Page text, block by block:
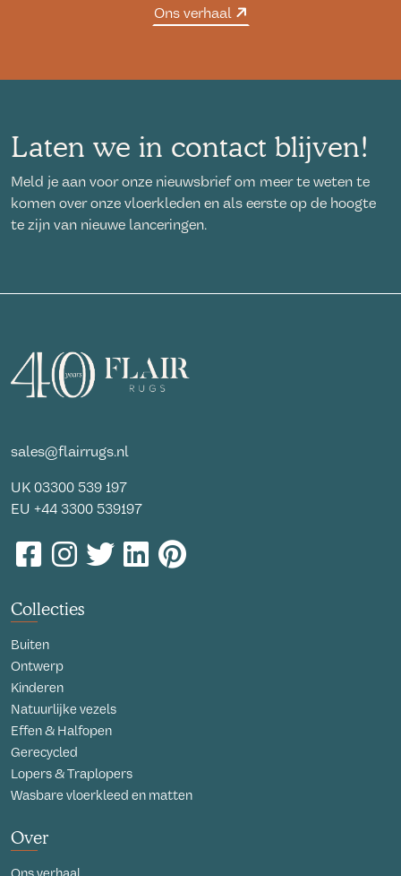
Ons verhaal
Laten we in contact blijven!
Meld je aan voor onze nieuwsbrief om meer te weten te
komen over onze vloerkleden en als eerste op de hoogte
te zijn van nieuwe lanceringen.
sales@flairrugs.nl
UK 03300 539 197
EU +44 3300 539197
Collecties
Buiten
Ontwerp
Kinderen
Natuurlijke vezels
Effen & Halfopen
Gerecycled
Lopers & Traplopers
Wasbare vloerkleed en matten
Over